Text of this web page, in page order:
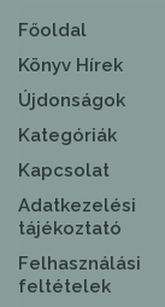
Főoldal
Könyv Hírek
Újdonságok
Kategóriák
Kapcsolat
Adatkezelési
tájékoztató
Felhasználási
feltételek